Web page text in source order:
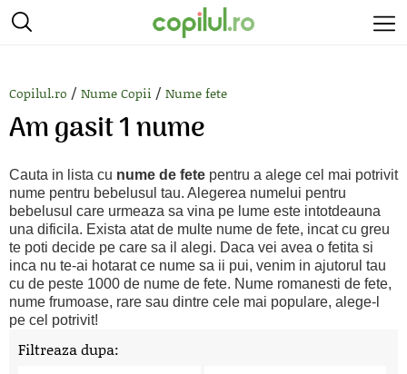
Copilul.ro / Nume Copii / Nume fete
Am gasit 1 nume
Cauta in lista cu nume de fete pentru a alege cel mai potrivit
nume pentru bebelusul tau. Alegerea numelui pentru
bebelusul care urmeaza sa vina pe lume este intotdeauna
una dificila. Exista atat de multe nume de fete, incat cu greu
te poti decide pe care sa il alegi. Daca vei avea o fetita si
inca nu te-ai hotarat ce nume sa ii pui, venim in ajutorul tau
cu de peste 1000 de nume de fete. Nume romanesti de fete,
nume frumoase, rare sau dintre cele mai populare, alege-l
pe cel potrivit!
Filtreaza dupa: